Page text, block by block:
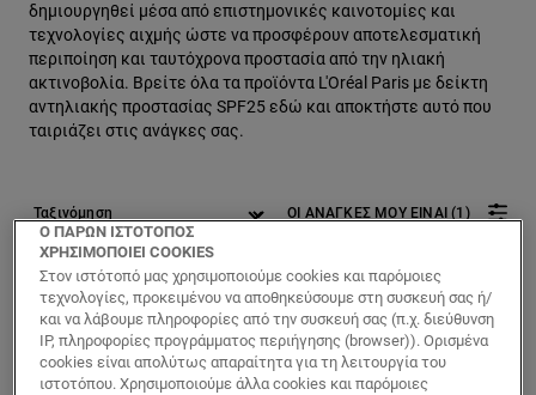
δημιουργηθεί μέσα από επιστημονικές καινοτομίες και
τεχνολογίες αιχμής ώστε να προσφέρουν αποτελεσματική
περιποίηση και ταυτόχρονα προστασία από την ηλιακή
ακτινοβολία. Βρείτε όλα τα προϊόντα L'Oréal Paris με δείκτη
αντηλιακής προστασίας SPF25 εδώ και αποκτήστε αυτό που
ταιριάζει στις ανάγκες σας.
1 αποτέλεσμα(τα)
ΟΙ ΑΝΑΓΚΕΣ ΜΟΥ ΕΙΝΑΙ (1)
Ο ΠΑΡΩΝ ΙΣΤΟΤΟΠΟΣ
ΧΡΗΣΙΜΟΠΟΙΕΙ COOKIES
Στον ιστότοπό μας χρησιμοποιούμε cookies και παρόμοιες
τεχνολογίες, προκειμένου να αποθηκεύσουμε στη συσκευή σας ή/
και να λάβουμε πληροφορίες από την συσκευή σας (π.χ. διεύθυνση
IP, πληροφορίες προγράμματος περιήγησης (browser)). Ορισμένα
cookies είναι απολύτως απαραίτητα για τη λειτουργία του
ιστοτόπου. Χρησιμοποιούμε άλλα cookies και παρόμοιες